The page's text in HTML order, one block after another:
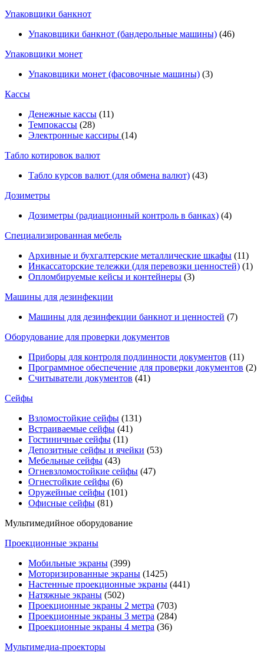
Упаковщики банкнот
Упаковщики банкнот (бандерольные машины) (46)
Упаковщики монет
Упаковщики монет (фасовочные машины) (3)
Кассы
Денежные кассы (11)
Темпокассы (28)
Электронные кассиры (14)
Табло котировок валют
Табло курсов валют (для обмена валют) (43)
Дозиметры
Дозиметры (радиационный контроль в банках) (4)
Специализированная мебель
Архивные и бухгалтерские металлические шкафы (11)
Инкассаторские тележки (для перевозки ценностей) (1)
Опломбируемые кейсы и контейнеры (3)
Машины для дезинфекции
Машины для дезинфекции банкнот и ценностей (7)
Оборудование для проверки документов
Приборы для контроля подлинности документов (11)
Программное обеспечение для проверки документов (2)
Считыватели документов (41)
Сейфы
Взломостойкие сейфы (131)
Встраиваемые сейфы (41)
Гостиничные сейфы (11)
Депозитные сейфы и ячейки (53)
Мебельные сейфы (43)
Огневзломостойкие сейфы (47)
Огнестойкие сейфы (6)
Оружейные сейфы (101)
Офисные сейфы (81)
Мультимедийное оборудование
Проекционные экраны
Мобильные экраны (399)
Моторизированные экраны (1425)
Настенные проекционные экраны (441)
Натяжные экраны (502)
Проекционные экраны 2 метра (703)
Проекционные экраны 3 метра (284)
Проекционные экраны 4 метра (36)
Мультимедиa-проекторы